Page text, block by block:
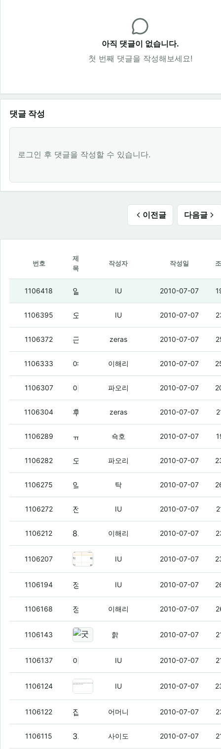
아직 댓글이 없습니다.
첫 번째 댓글을 작성해보세요!
댓글 작성
로그인 후 댓글을 작성할 수 있습니다.
이전글 다음글
번호
제
목
작성자 작성일
1106418 IU 2010-07-07
1106395 IU 2010-07-07
1106372 zeras 2010-07-07
1106333 (4)
이해리 2010-07-07
1106307 (2)
파오리 2010-07-07
1106304 (2)
zeras 2010-07-07
1106289 쇽호 2010-07-07
1106282 (1)
파오리 2010-07-07
1106275 탁 2010-07-07
1106272 IU 2010-07-07
1106212 8g에 40만원대 usb 지르고 싶지만 (5)
이해리 2010-07-07
1106207 mns 샛키들 배송했긴했네(9)
IU 2010-07-07
1106194 (2)
IU 2010-07-07
1106168 (2)
이해리 2010-07-07
1106143 굿모닝 ㅇㅇ
핡 2010-07-07
1106137 (1)
IU 2010-07-07
1106124 이거 존나 개새끼인듯(1)
IU 2010-07-07
1106122 어머니 2010-07-07
1106115 3분 남았는데.. 그냥 올라가야겠어요.. (1)
사이도 2010-07-07